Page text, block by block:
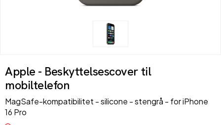
Apple - Beskyttelsescover til
mobiltelefon
MagSafe-kompatibilitet - silicone - stengrå - for iPhone
16 Pro